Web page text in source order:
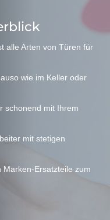
alle Arten von Türen für
wie im Keller oder
schonend mit Ihrem
mit stetigen
Ersatzteile zum